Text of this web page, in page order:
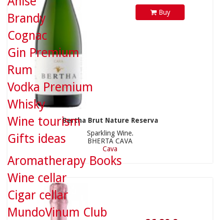
Buy
Bertha Brut Nature Reserva
Sparkling Wine.
BHERTA CAVA
Cava
Brandy
Cognac
Gin Premium
Rum
Vodka Premium
Whisky
Wine tourism
Gifts ideas
Aromatherapy Books
Wine cellar
Cigar cellar
MundoVinum Club